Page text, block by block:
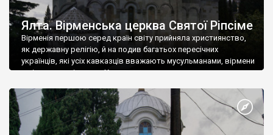
Ялта. Вірменська церква Святої Ріпсіме
Вірменія першою серед країн світу прийняла християнство,
як державну релігію, й на подив багатьох пересічних
українців, які усіх кавказців вважають мусульманами, вірмени
є відданими вірянами Христа